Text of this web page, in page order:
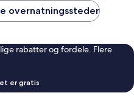
overnatningssteder
rabatter og fordele. Flere
er gratis